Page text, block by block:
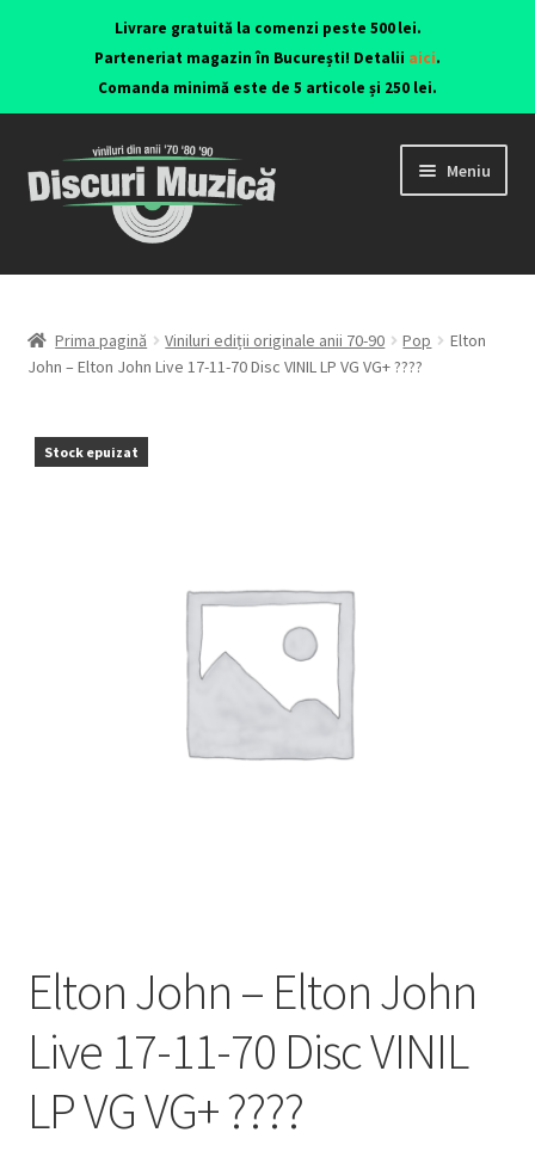
Livrare gratuită la comenzi peste 500 lei.
Parteneriat magazin în București! Detalii aici.
Comanda minimă este de 5 articole și 250 lei.
Meniu
Viniluri ediții originale anii 70-90
CD-uri originale
Prima pagină Viniluri ediții originale anii 70-90 Pop
Elton
John – Elton John Live 17-11-70 Disc VINIL LP VG VG+ ????
Stock epuizat
Elton John – Elton John
Live 17-11-70 Disc VINIL
LP VG VG+ ????